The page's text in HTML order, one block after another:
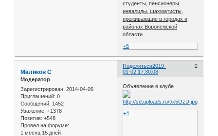
студенты, пенсионеры,
инвалиды, шахматисты,
проживающие в городах и
районах Воронежской
области.
+5
Поделиться 2
2019-
01-02 17:30:08
Маликов С
Модератор
Зарегистрирован: 2014-04-06
Приглашений: 0
Сообщений: 1452
Уважение: +1378
Позитив: +548
Провел на форуме:
1 месяц 15 дней
Объявление в клубе
+4